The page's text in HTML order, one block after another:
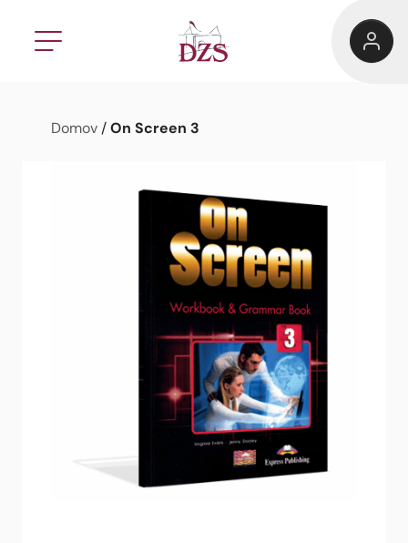
Domov / On Screen 3